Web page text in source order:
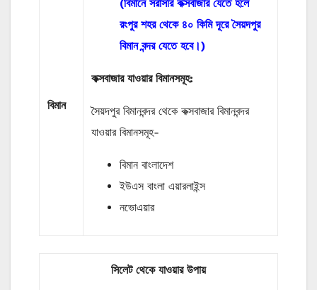
বিমান
(বিমানে সরাসরি কক্সবাজার যেতে হলে
রংপুর শহর থেকে ৪০ কিমি দূরে সৈয়দপুর
বিমান বন্দর যেতে হবে।)
কক্সবাজার যাওয়ার বিমানসমূহ:
সৈয়দপুর বিমানবন্দর থেকে কক্সবাজার বিমানবন্দর
যাওয়ার বিমানসমূহ-
বিমান বাংলাদেশ
ইউএস বাংলা এয়ারলাইন্স
নভোএয়ার
সিলেট থেকে যাওয়ার উপায়